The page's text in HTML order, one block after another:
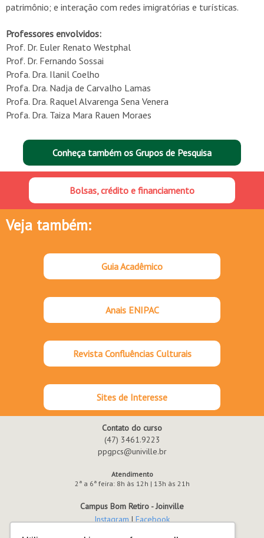
patrimônio; e interação com redes imigratórias e turísticas.
Professores envolvidos:
Prof. Dr. Euler Renato Westphal
Prof. Dr. Fernando Sossai
Profa. Dra. Ilanil Coelho
Profa. Dra. Nadja de Carvalho Lamas
Profa. Dra. Raquel Alvarenga Sena Venera
Profa. Dra. Taiza Mara Rauen Moraes
Conheça também os Grupos de Pesquisa
Bolsas, crédito e financiamento
Veja também:
Guia Acadêmico
Anais ENIPAC
Revista Confluências Culturais
Sites de Interesse
Contato do curso
(47) 3461.9223
ppgpcs@univille.br
Atendimento
2ª a 6ª feira: 8h às 12h | 13h às 21h
Campus Bom Retiro - Joinville
Instagram|Facebook